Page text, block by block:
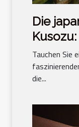
Die
des
Tauchen Sie
die...